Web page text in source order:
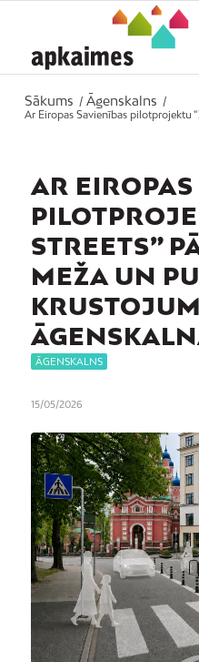
Sākums / Āgenskalns
/
Ar Eiropas Savienības pilotprojektu
AR
STREETS”
MEŽA UN
ĀGENSKALNS
15/05/2026